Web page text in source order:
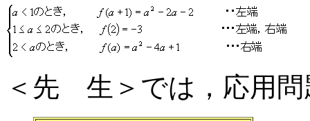
＜先 生＞では，応用問